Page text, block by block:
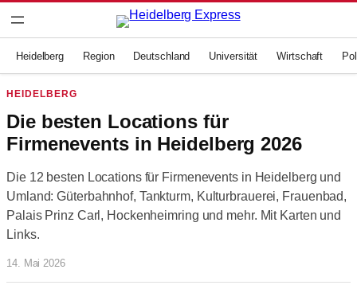
Inhalt
Heidelberg Region Deutschland Universität Wirtschaft
HEIDELBERG
Die besten Locations für
Firmenevents in Heidelberg 2026
Die 12 besten Locations für Firmenevents in Heidelberg und
Umland: Güterbahnhof, Tankturm, Kulturbrauerei, Frauenbad,
Palais Prinz Carl, Hockenheimring und mehr. Mit Karten und
Links.
14. Mai 2026